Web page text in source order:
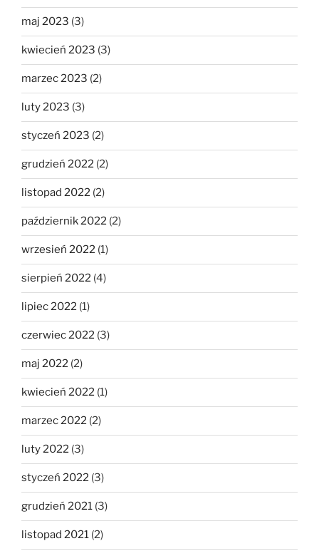
maj 2023 (3)
kwiecień 2023 (3)
marzec 2023 (2)
luty 2023 (3)
styczeń 2023 (2)
grudzień 2022 (2)
listopad 2022 (2)
październik 2022 (2)
wrzesień 2022 (1)
sierpień 2022 (4)
lipiec 2022 (1)
czerwiec 2022 (3)
maj 2022 (2)
kwiecień 2022 (1)
marzec 2022 (2)
luty 2022 (3)
styczeń 2022 (3)
grudzień 2021 (3)
listopad 2021 (2)